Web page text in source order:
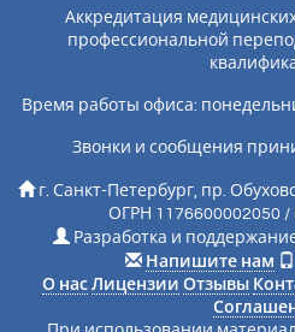
Аккредитация
профессиональной
Время работы офиса:
Звонки и сообщения
г. Санкт-Петербург, пр.
ОГРН 1176600002050
Разработка и
Напишите нам
О нас Лицензии Отзывы